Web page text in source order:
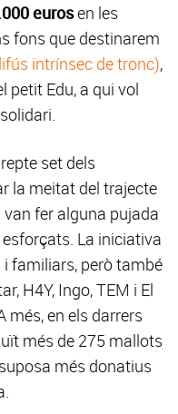
eurosen les
fons que destinarem
intrínsec de tronc),
petit Edu, a qui vol
set dels
la meitat del trajecte
fer alguna pujada
La iniciativa
familiars, però també
H4Y, Ingo, TEM i El
més, en els darrers
més de 275 mallots
més donatius